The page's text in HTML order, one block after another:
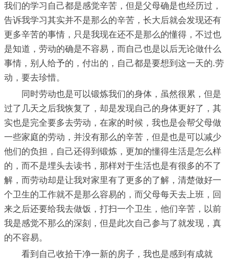
我们的学习自己都是感觉辛苦，但是父母确是也经历过，
告诉我学习其实并不是那么的辛苦，长大后就会发现还有
更多辛苦的事情，只是我现在还不是那么的懂得，不过也
是知道，劳动的确是不容易，而自己也是以后无论做什么
事情，别人给予的，付出的，自己都是要想到这一天的.劳
动，要去珍惜。
同时劳动也是可以锻炼我们的身体，虽然很累，但是
过了几天之后我恢复了，却是发现自己的身体更好了，其
实也是完全要多去劳动，在家的时候，我也是会帮父母做
一些家庭的劳动，并没有那么的辛苦，但是也是可以减少
他们的负担，自己还得到锻炼，更加的懂得生活是怎么样
的，而不是埋头去读书，那样对于生活也是有很多的不了
解，而劳动却是让我对家里有了更多的了解，清楚做好一
个卫生的工作就不是那么容易的，而父母每天去上班，回
来之后还要给我去做饭，打扫一个卫生，他们辛苦，以前
我是感觉不那么的深刻，但是此次自己参与了就发现，真
的不容易。
看到自己收拾干净一新的房子，我也是感到有成就